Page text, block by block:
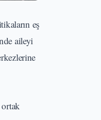
eş
aileyi
ortak